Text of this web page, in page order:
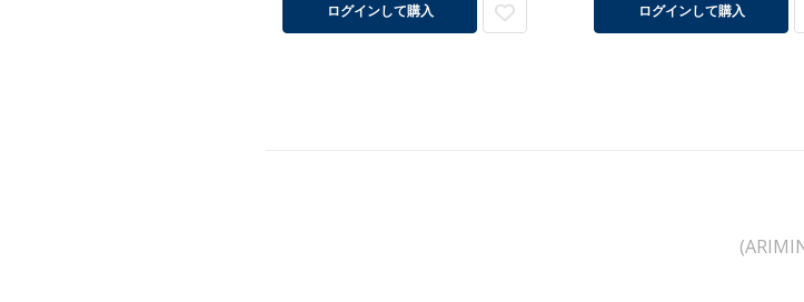
ログインして購入 ログインして購入